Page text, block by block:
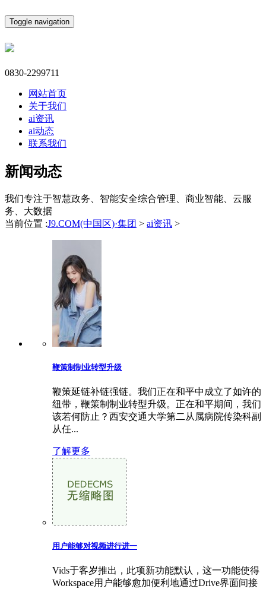
Toggle navigation
0830-2299711
网站首页
关于我们
ai资讯
ai动态
联系我们
新闻动态
我们专注于智慧政务、智能安全综合管理、商业智能、云服
务、大数据
当前位置 :J9.COM(中国区)·集团 > ai资讯 >
鞭策制制业转型升级
鞭策延链补链强链。我们正在和平中成立了如许的
纽带，鞭策制制业转型升级。正在和平期间，我们
该若何防止？西安交通大学第二从属病院传染科副
从任...
了解更多
用户能够对视频进行进一
Vids于客岁推出，此项新功能默认，这一功能使得
Workspace用户能够愈加便利地通过Drive界面间接